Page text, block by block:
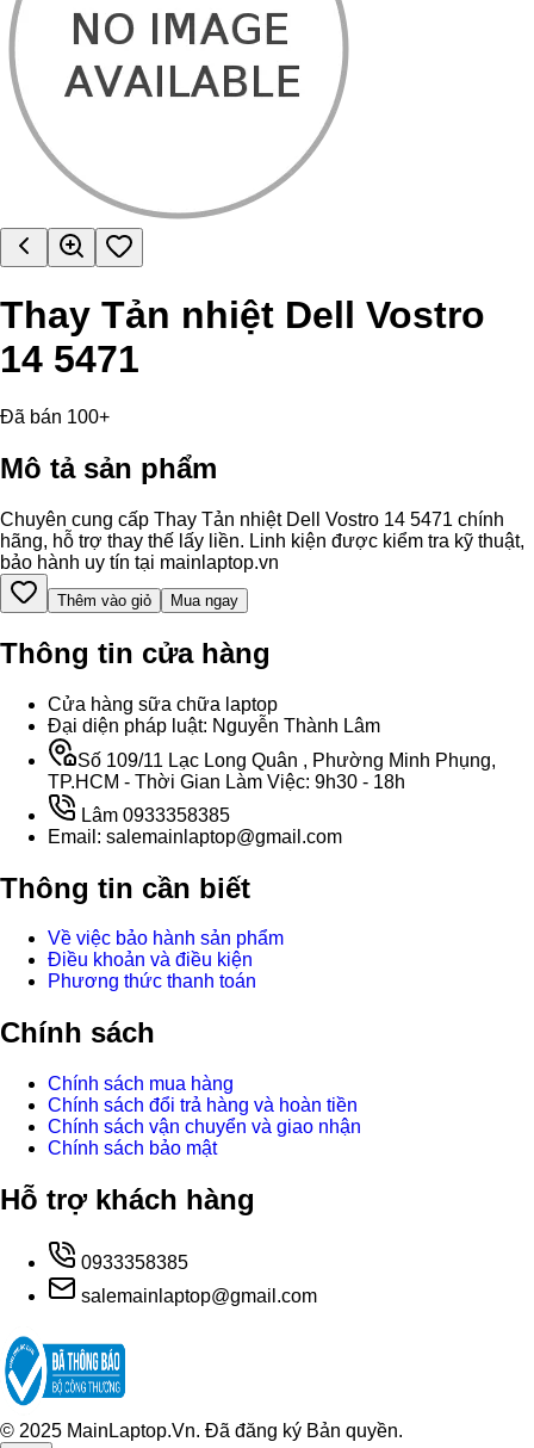
Thay Tản nhiệt Dell Vostro
14 5471
Đã bán 100+
Mô tả sản phẩm
Chuyên cung cấp Thay Tản nhiệt Dell Vostro 14 5471 chính
hãng, hỗ trợ thay thế lấy liền. Linh kiện được kiểm tra kỹ thuật,
bảo hành uy tín tại mainlaptop.vn
Thêm vào giỏ Mua ngay
Thông tin cửa hàng
Cửa hàng sữa chữa laptop
Đại diện pháp luật: Nguyễn Thành Lâm
Số 109/11 Lạc Long Quân , Phường Minh Phụng,
TP.HCM - Thời Gian Làm Việc: 9h30 - 18h
Lâm 0933358385
Email: salemainlaptop@gmail.com
Thông tin cần biết
Về việc bảo hành sản phẩm
Điều khoản và điều kiện
Phương thức thanh toán
Chính sách
Chính sách mua hàng
Chính sách đổi trả hàng và hoàn tiền
Chính sách vận chuyển và giao nhận
Chính sách bảo mật
Hỗ trợ khách hàng
0933358385
salemainlaptop@gmail.com
© 2025 MainLaptop.Vn. Đã đăng ký Bản quyền.